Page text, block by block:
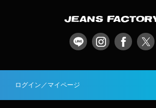
ログイン／マイページ